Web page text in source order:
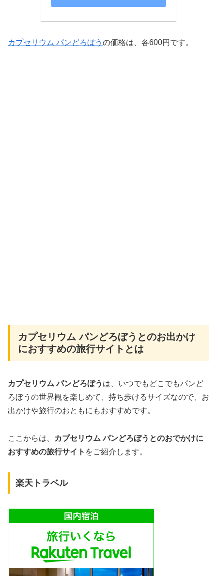
カプセリウム パンどろぼう の価格は、各600円です。
カプセリウム パンどろぼうとのお出かけ
におすすめの旅行サイトとは
カプセリウム パンどろぼう は、いつでもどこでもパンど
ろぼうの世界観を楽しめて、持ち歩けるサイズなので、お
出かけや旅行のおともにもおすすめです。
ここからは、
カプセリウム パンどろぼうとのおでかけに
おすすめの旅行サイト をご紹介します。
楽天トラベル